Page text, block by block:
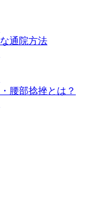
通院方法
腰部捻挫とは？